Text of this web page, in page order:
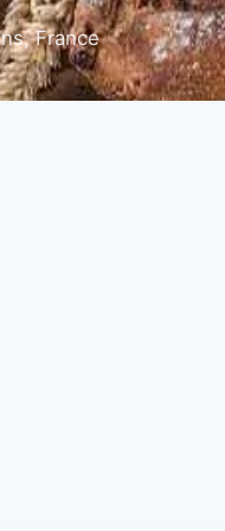
France